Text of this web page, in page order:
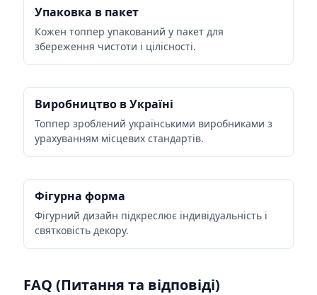
Упаковка в пакет
Кожен топпер упакований у пакет для
збереження чистоти і цілісності.
Виробництво в Україні
Топпер зроблений українськими виробниками з
урахуванням місцевих стандартів.
Фігурна форма
Фігурний дизайн підкреслює індивідуальність і
святковість декору.
FAQ (Питання та відповіді)